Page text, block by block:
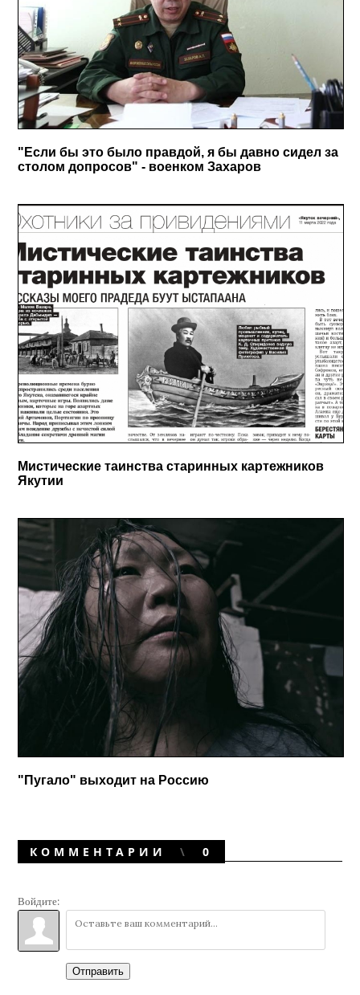
"Если бы это было правдой, я бы давно сидел за
столом допросов" - военком Захаров
Мистические таинства старинных картежников
Якутии
"Пугало" выходит на Россию
КОММЕНТАРИИ 0
Войдите:
Отправить